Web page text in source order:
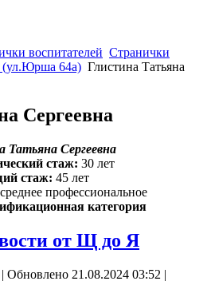
воспитателей Странички
(ул.Юрша 64а) Глистина Татьяна
Сергеевна
Татьяна Сергеевна
стаж: 30 лет
стаж: 45 лет
среднее профессиональное
категория
от Щ до Я
| Обновлено 21.08.2024 03:52 |